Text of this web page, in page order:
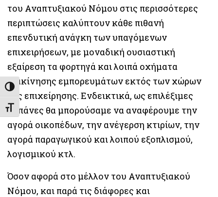
Εναλλαγή Υψηλής Αντίθεσης
Εναλλαγή Μεγέθους Γραμμάτων
του Αναπτυξιακού Νόμου στις περισσότερες
περιπτώσεις καλύπτουν κάθε πιθανή
επενδυτική ανάγκη των υπαγόμενων
επιχειρήσεων, με μοναδική ουσιαστική
εξαίρεση τα φορτηγά και λοιπά οχήματα
διακίνησης εμπορευμάτων εκτός των χώρων
της επιχείρησης. Ενδεικτικά, ως επιλέξιμες
δαπάνες θα μπορούσαμε να αναφέρουμε την
αγορά οικοπέδων, την ανέγερση κτιρίων, την
αγορά παραγωγικού και λοιπού εξοπλισμού,
λογισμικού κτλ.
Όσον αφορά στο μέλλον του Αναπτυξιακού
Νόμου, και παρά τις διάφορες και